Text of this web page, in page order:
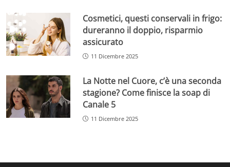
Cosmetici, questi conservali in frigo:
dureranno il doppio, risparmio
assicurato
11 Dicembre 2025
La Notte nel Cuore, c’è una seconda
stagione? Come finisce la soap di
Canale 5
11 Dicembre 2025